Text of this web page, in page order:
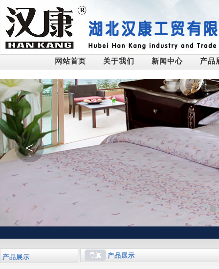
网站首页 关于我们 新闻中心 产品
<
产品展示 产品展示